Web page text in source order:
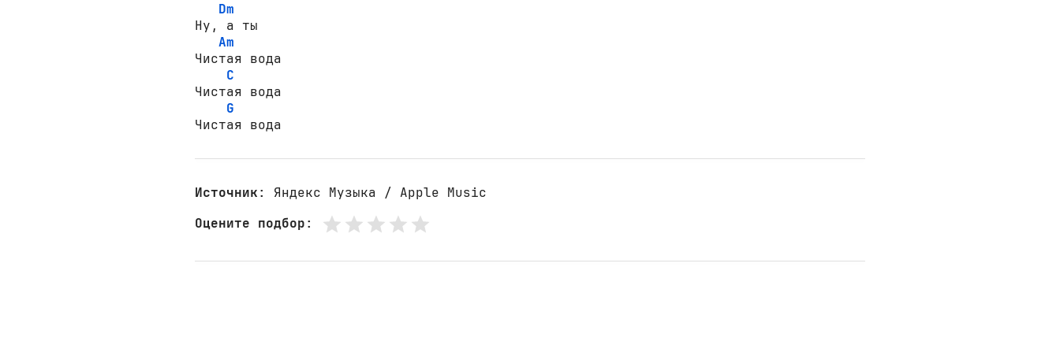
Dm
Ну, а ты
Am
Чистая вода
C
Чистая вода
G
Чистая вода
Источник: Яндекс Музыка / Apple Music
Оцените подбор: